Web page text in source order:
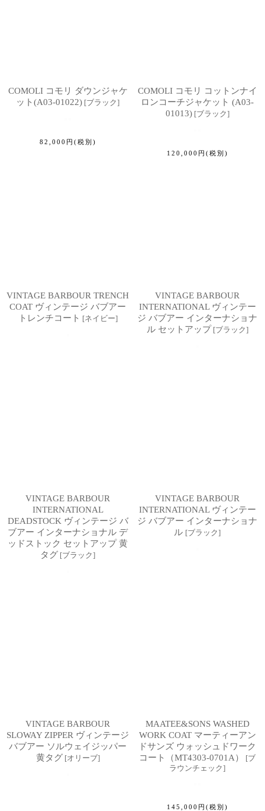
COMOLI コモリ ダウンジャケ
ット(A03-01022) [ブラック]
82,000 円 (税別)
COMOLI コモリ コットンナイ
ロンコーチジャケット (A03-
01013) [ブラック]
120,000 円 (税別)
VINTAGE BARBOUR TRENCH
COAT ヴィンテージ バブアー
トレンチコート [ネイビー]
VINTAGE BARBOUR
INTERNATIONAL ヴィンテー
ジ バブアー インターナショナ
ル セットアップ [ブラック]
VINTAGE BARBOUR
INTERNATIONAL
DEADSTOCK ヴィンテージ バ
ブアー インターナショナル デ
ッドストック セットアップ 黄
タグ [ブラック]
VINTAGE BARBOUR
INTERNATIONAL ヴィンテー
ジ バブアー インターナショナ
ル [ブラック]
VINTAGE BARBOUR
SLOWAY ZIPPER ヴィンテージ
バブアー ソルウェイジッパー
黄タグ [オリーブ]
MAATEE&SONS WASHED
WORK COAT マーティーアン
ドサンズ ウォッシュドワーク
コート（MT4303-0701A）
[ブ
ラウンチェック]
145,000 円 (税別)